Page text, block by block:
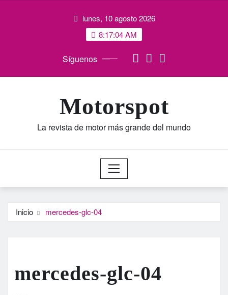
lunes, 10 agosto 2026
8:17:05 AM
Síguenos
Motorspot
La revista de motor más grande del mundo
Inicio mercedes-glc-04
mercedes-glc-04